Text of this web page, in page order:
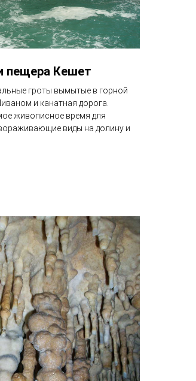
пещера Кешет
гроты вымытые в горной
и канатная дорога.
живописное время для
виды на долину и